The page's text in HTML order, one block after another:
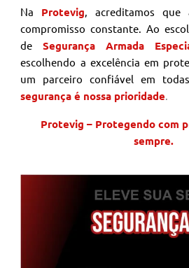
Na Protevig , acreditamos
compromisso constante. Ao
de
Segurança Armada
escolhendo a excelência em
um parceiro confiável em
segurança é nossa prioridade
Protevig – Protegendo com
sempre.